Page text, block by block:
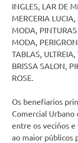
INGLES, LAR DE
MERCERIA
MODA,
MODA,
TABLAS,
BRISSA SALON,
ROSE.
Os benefiarios
Comercial Urbano
entre os veciños
ao maior públicos